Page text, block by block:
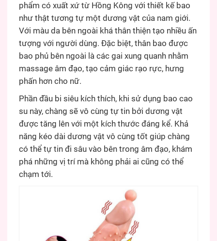
phẩm có xuất xứ từ Hồng Kông với thiết kế bao
như thật tương tự một dương vật của nam giới.
Với màu da bên ngoài khá thân thiện tạo nhiều ấn
tượng với người dùng. Đặc biệt, thân bao được
bao phủ bên ngoài là các gai xung quanh nhằm
massage âm đạo, tạo cảm giác rạo rực, hưng
phấn hơn cho nữ.
Phần đầu bi siêu kích thích, khi sử dụng bao cao
su này, chàng sẽ vô cùng tự tin bởi dương vật
được tăng lên với một kích thước đáng kể. Khả
năng kéo dài dương vật vô cùng tốt giúp chàng
có thể tự tin đi sâu vào bên trong âm đạo, khám
phá những vị trí mà không phải ai cũng có thể
chạm tới.